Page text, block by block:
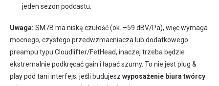
jeden sezon podcastu.
Uwaga: SM7B ma niską czułość (ok. –59 dBV/Pa), więc wymaga
mocnego, czystego przedwzmacniacza lub dodatkowego
preampu typu Cloudlifter/FetHead, inaczej trzeba będzie
ekstremalnie podkręcać gain i łapać szumy. To nie jest plug &
play pod tani interfejs; jeśli budujesz wyposażenie biura twórcy